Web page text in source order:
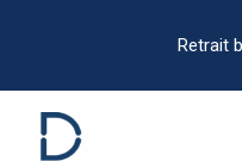
contenu